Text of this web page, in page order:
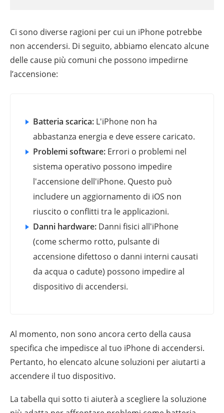
Ci sono diverse ragioni per cui un iPhone potrebbe
non accendersi. Di seguito, abbiamo elencato alcune
delle cause più comuni che possono impedirne
l’accensione:
Batteria scarica: L'iPhone non ha
abbastanza energia e deve essere caricato.
Problemi software: Errori o problemi nel
sistema operativo possono impedire
l'accensione dell'iPhone. Questo può
includere un aggiornamento di iOS non
riuscito o conflitti tra le applicazioni.
Danni hardware: Danni fisici all'iPhone
(come schermo rotto, pulsante di
accensione difettoso o danni interni causati
da acqua o cadute) possono impedire al
dispositivo di accendersi.
Al momento, non sono ancora certo della causa
specifica che impedisce al tuo iPhone di accendersi.
Pertanto, ho elencato alcune soluzioni per aiutarti a
accendere il tuo dispositivo.
La tabella qui sotto ti aiuterà a scegliere la soluzione